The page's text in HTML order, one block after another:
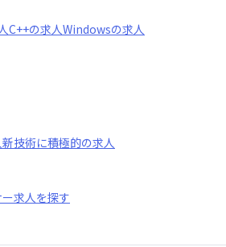
C++の求人Windowsの求人
新技術に積極的の求人
求人を探す